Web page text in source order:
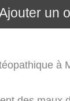
un
à